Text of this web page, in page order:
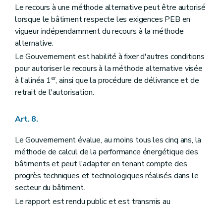
Le recours à une méthode alternative peut être autorisé
lorsque le bâtiment respecte les exigences PEB en
vigueur indépendamment du recours à la méthode
alternative.
Le Gouvernement est habilité à fixer d'autres conditions
pour autoriser le recours à la méthode alternative visée
à l'alinéa 1er, ainsi que la procédure de délivrance et de
retrait de l'autorisation.
Art. 8.
Le Gouvernement évalue, au moins tous les cinq ans, la
méthode de calcul de la performance énergétique des
bâtiments et peut l'adapter en tenant compte des
progrès techniques et technologiques réalisés dans le
secteur du bâtiment.
Le rapport est rendu public et est transmis au